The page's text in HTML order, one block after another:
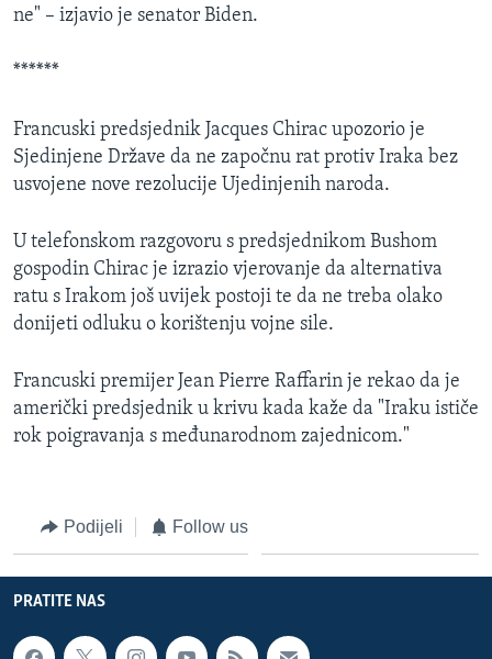
ne" – izjavio je senator Biden.
******
Francuski predsjednik Jacques Chirac upozorio je
Sjedinjene Države da ne započnu rat protiv Iraka bez
usvojene nove rezolucije Ujedinjenih naroda.
U telefonskom razgovoru s predsjednikom Bushom
gospodin Chirac je izrazio vjerovanje da alternativa
ratu s Irakom još uvijek postoji te da ne treba olako
donijeti odluku o korištenju vojne sile.
Francuski premijer Jean Pierre Raffarin je rekao da je
američki predsjednik u krivu kada kaže da "Iraku ističe
rok poigravanja s međunarodnom zajednicom."
Podijeli Follow us
PRATITE NAS